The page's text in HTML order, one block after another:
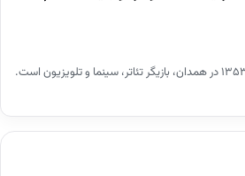
فقیهه سلطانی متولد ۲۹ مرداد ۱۳۵۳ در همدان، بازیگر تئاتر، سینما و تلویزیون است.